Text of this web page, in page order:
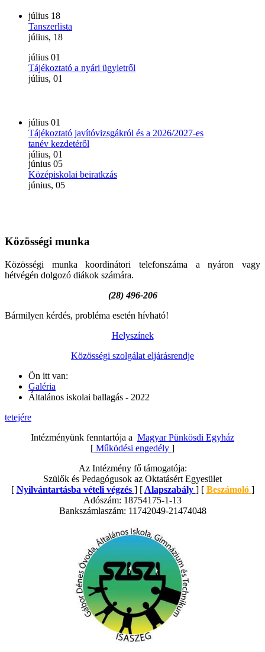
július 18
Tanszerlista
július, 18
július 01
Tájékoztató a nyári ügyletről
július, 01
július 01
Tájékoztató javítóvizsgákról és a 2026/2027-es
tanév kezdetéről
július, 01
június 05
Középiskolai beiratkzás
június, 05
Közösségi munka
Közösségi munka koordinátori telefonszáma a nyáron vagy
hétvégén dolgozó diákok számára.
(28) 496-206
Bármilyen kérdés, probléma esetén hívható!
Helyszínek
Közösségi szolgálat eljárásrendje
Ön itt van:
Galéria
Általános iskolai ballagás - 2022
tetejére
Intézményünk fenntartója a Magyar Pünkösdi Egyház
[ Működési engedély ]
Az Intézmény fő támogatója:
Szülők és Pedagógusok az Oktatásért Egyesület
[ Nyilvántartásba vételi végzés ] [ Alapszabály ] [ Beszámoló ]
Adószám: 18754175-1-13
Bankszámlaszám: 11742049-21474048